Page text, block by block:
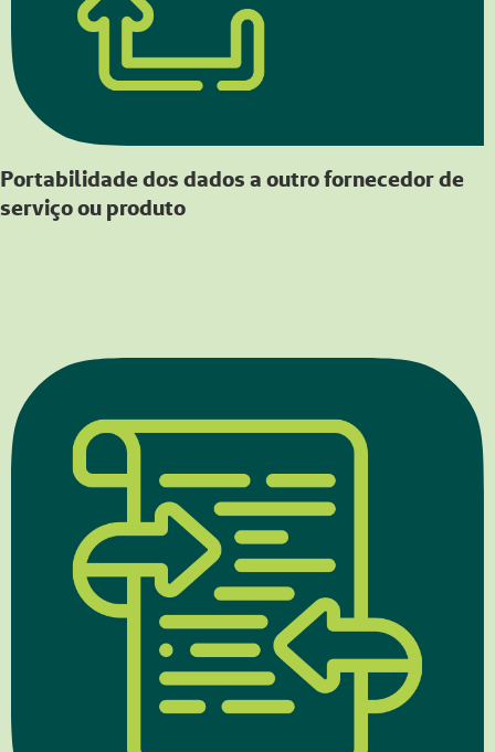
Portabilidade dos dados a outro fornecedor de
serviço ou produto